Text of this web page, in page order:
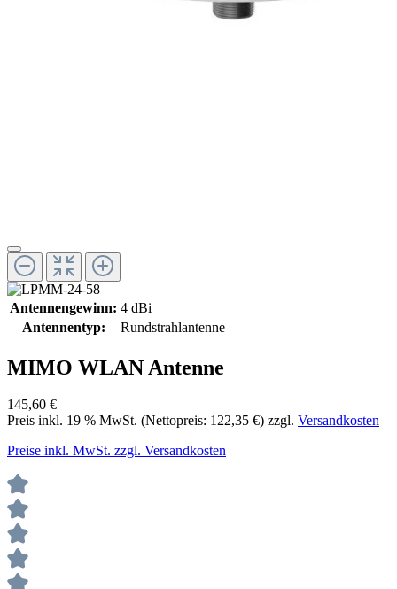
Antennengewinn: 4 dBi
Antennentyp:
Rundstrahlantenne
MIMO WLAN Antenne
145,60 €
Preis inkl. 19 % MwSt. (Nettopreis: 122,35 €) zzgl. Versandkosten
Preise inkl. MwSt. zzgl. Versandkosten